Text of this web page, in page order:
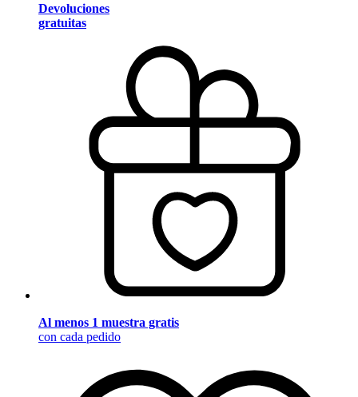
Devoluciones
gratuitas
Al menos 1 muestra gratis
con cada pedido